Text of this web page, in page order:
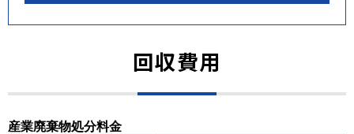
回収費用
産業廃棄物処分料金